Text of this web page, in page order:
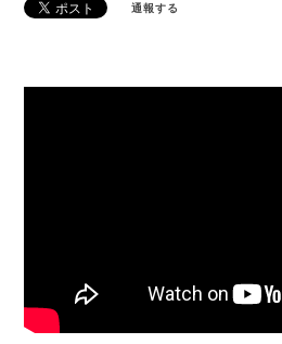
通報する